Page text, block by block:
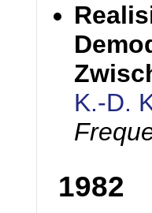
K.-D.
1982